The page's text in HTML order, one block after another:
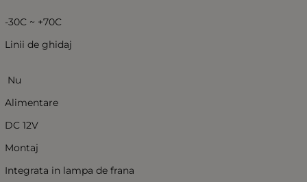
-30C ~ +70C
Linii de ghidaj
Nu
Alimentare
DC 12V
Montaj
Integrata in lampa de frana